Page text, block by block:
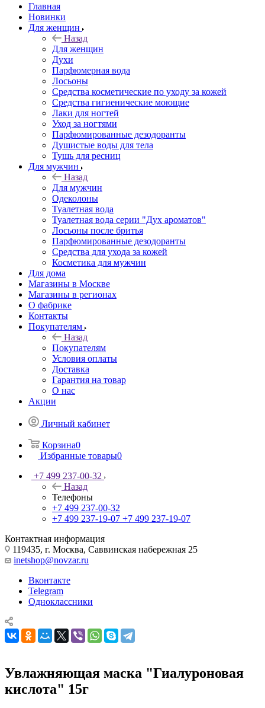
Главная
Новинки
Для женщин
Назад
Для женщин
Духи
Парфюмерная вода
Лосьоны
Средства косметические по уходу за кожей
Средства гигиенические моющие
Лаки для ногтей
Уход за ногтями
Парфюмированные дезодоранты
Душистые воды для тела
Тушь для ресниц
Для мужчин
Назад
Для мужчин
Одеколоны
Туалетная вода
Туалетная вода серии "Дух ароматов"
Лосьоны после бритья
Парфюмированные дезодоранты
Средства для ухода за кожей
Косметика для мужчин
Для дома
Магазины в Москве
Магазины в регионах
О фабрике
Контакты
Покупателям
Назад
Покупателям
Условия оплаты
Доставка
Гарантия на товар
О нас
Акции
Личный кабинет
Корзина0
Избранные товары0
+7 499 237-00-32
Назад
Телефоны
+7 499 237-00-32
+7 499 237-19-07 +7 499 237-19-07
Контактная информация
119435, г. Москва, Саввинская набережная 25
inetshop@novzar.ru
Вконтакте
Telegram
Одноклассники
Увлажняющая маска "Гиалуроновая
кислота" 15г